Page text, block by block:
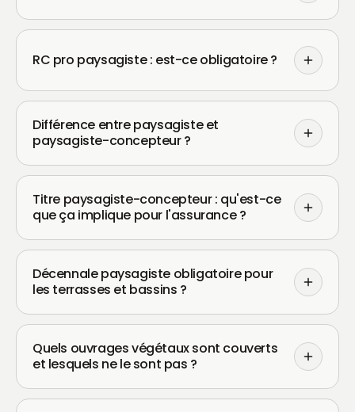
RC pro paysagiste : est-ce obligatoire ?
Différence entre paysagiste et
paysagiste-concepteur ?
Titre paysagiste-concepteur : qu'est-ce
que ça implique pour l'assurance ?
Décennale paysagiste obligatoire pour
les terrasses et bassins ?
Quels ouvrages végétaux sont couverts
et lesquels ne le sont pas ?